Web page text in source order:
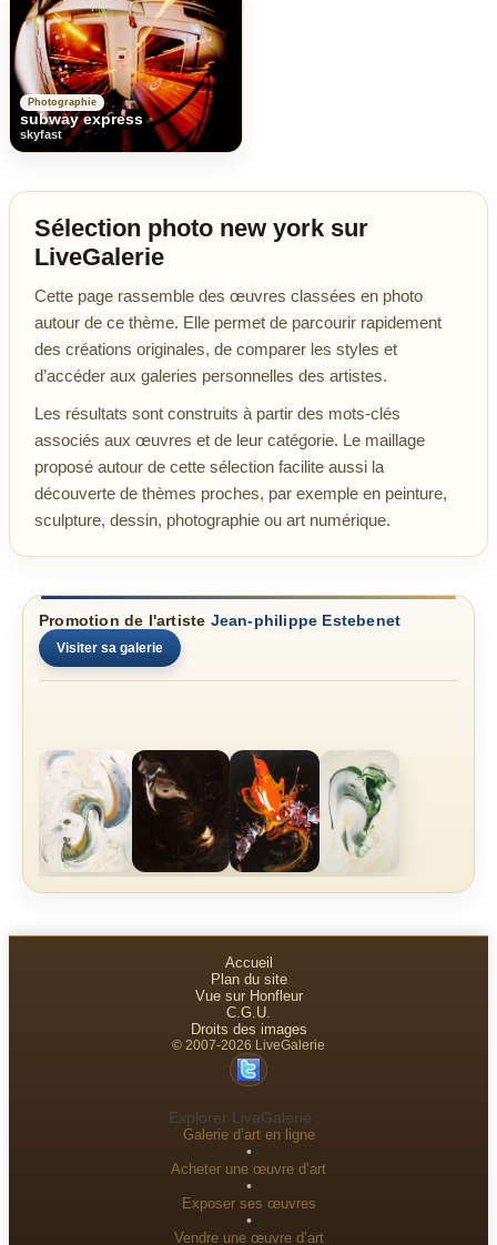
Photographie
subway express
skyfast
Sélection photo new york sur
LiveGalerie
Cette page rassemble des œuvres classées en photo
autour de ce thème. Elle permet de parcourir rapidement
des créations originales, de comparer les styles et
d’accéder aux galeries personnelles des artistes.
Les résultats sont construits à partir des mots-clés
associés aux œuvres et de leur catégorie. Le maillage
proposé autour de cette sélection facilite aussi la
découverte de thèmes proches, par exemple en peinture,
sculpture, dessin, photographie ou art numérique.
Promotion de l'artiste Jean-philippe Estebenet
Visiter sa galerie
Accueil
Plan du site
Vue sur Honfleur
C.G.U.
Droits des images
© 2007-2026 LiveGalerie
Explorer LiveGalerie :
Galerie d’art en ligne
•
Acheter une œuvre d’art
•
Exposer ses œuvres
•
Vendre une œuvre d’art